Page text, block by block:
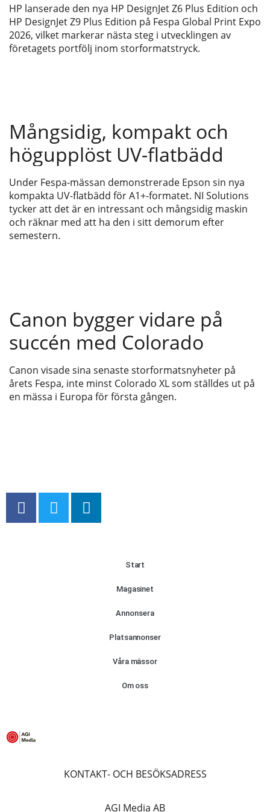
HP lanserade den nya HP DesignJet Z6 Plus Edition och
HP DesignJet Z9 Plus Edition på Fespa Global Print Expo
2026, vilket markerar nästa steg i utvecklingen av
företagets portfölj inom storformatstryck.
Mångsidig, kompakt och
högupplöst UV-flatbädd
Under Fespa-mässan demonstrerade Epson sin nya
kompakta UV-flatbädd för A1+-formatet. NI Solutions
tycker att det är en intressant och mångsidig maskin
och räknar med att ha den i sitt demorum efter
semestern.
Canon bygger vidare på
succén med Colorado
Canon visade sina senaste storformatsnyheter på
årets Fespa, inte minst Colorado XL som ställdes ut på
en mässa i Europa för första gången.
Start
Magasinet
Annonsera
Platsannonser
Våra mässor
Om oss
KONTAKT- OCH BESÖKSADRESS
AGI Media AB